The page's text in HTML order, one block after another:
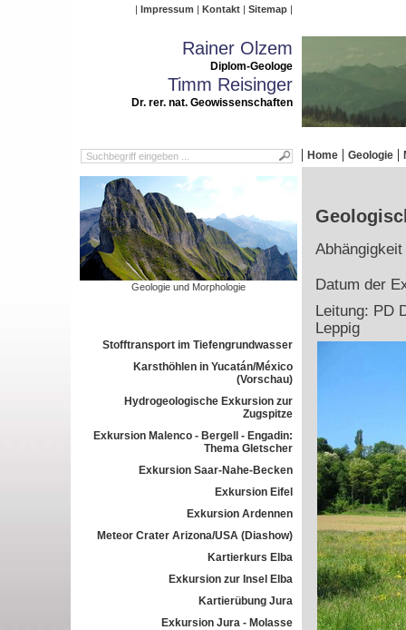
Impressum Kontakt Sitemap
Rainer Olzem
Diplom-Geologe
Timm Reisinger
Dr. rer. nat. Geowissenschaften
Home Geologie
Geologie und Morphologie
Stofftransport im Tiefengrundwasser
Karsthöhlen in Yucatán/México
(Vorschau)
Hydrogeologische Exkursion zur
Zugspitze
Exkursion Malenco - Bergell - Engadin:
Thema Gletscher
Exkursion Saar-Nahe-Becken
Exkursion Eifel
Exkursion Ardennen
Meteor Crater Arizona/USA (Diashow)
Kartierkurs Elba
Exkursion zur Insel Elba
Kartierübung Jura
Exkursion Jura - Molasse
Datum der
Leitung: PD
Leppig